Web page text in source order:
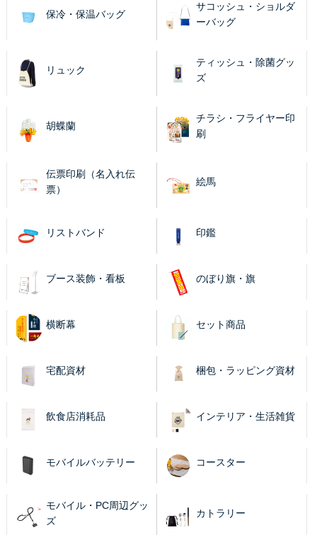
保冷・保温バッグ
サコッシュ・ショルダ
ーバッグ
リュック
ティッシュ・除菌グッ
ズ
胡蝶蘭
チラシ・フライヤー印
刷
伝票印刷（名入れ伝
票）
絵馬
リストバンド 印鑑
ブース装飾・看板 のぼり旗・旗
横断幕 セット商品
宅配資材 梱包・ラッピング資材
飲食店消耗品 インテリア・生活雑貨
モバイルバッテリー コースター
モバイル・PC周辺グッ
ズ
カトラリー